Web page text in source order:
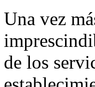
Una vez
de los